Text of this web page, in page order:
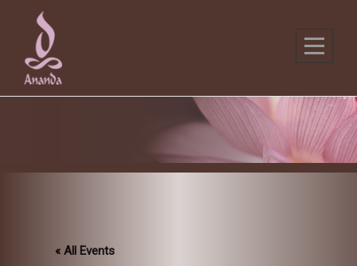
content
« All Events